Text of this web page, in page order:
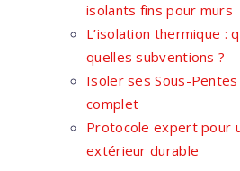
isolants fins pour murs
L’isolation thermique :
quelles subventions ?
Isoler ses Sous-
complet
Protocole expert pour
extérieur durable